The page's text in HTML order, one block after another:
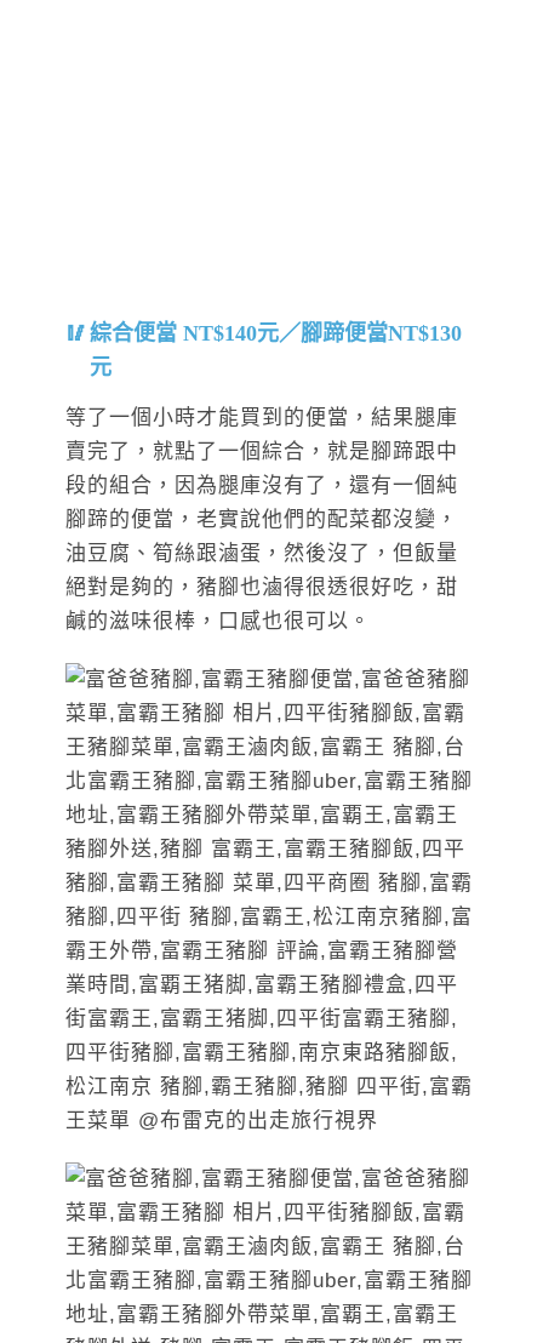
綜合便當 NT$140元／腳蹄便當NT$130
元
等了一個小時才能買到的便當，結果腿庫
賣完了，就點了一個綜合，就是腳蹄跟中
段的組合，因為腿庫沒有了，還有一個純
腳蹄的便當，老實說他們的配菜都沒變，
油豆腐、筍絲跟滷蛋，然後沒了，但飯量
絕對是夠的，豬腳也滷得很透很好吃，甜
鹹的滋味很棒，口感也很可以。